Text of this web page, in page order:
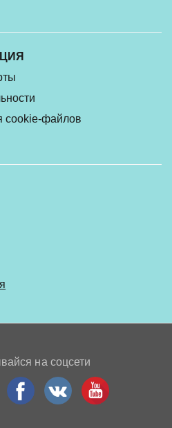
cookie-файлов
на соцсети